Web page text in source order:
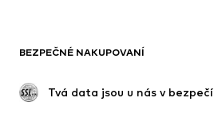
Upcyklace
BEZPEČNÉ NAKUPOVANÍ
Tvá data jsou u nás v bezpečí